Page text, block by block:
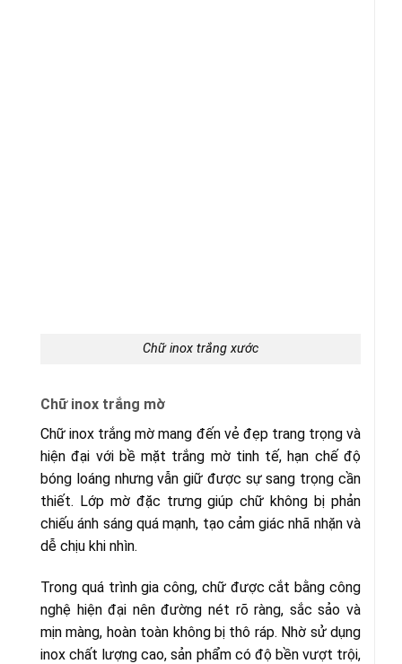
Chữ inox trắng xước
Chữ inox trắng mờ
Chữ inox trắng mờ mang đến vẻ đẹp trang trọng và
hiện đại với bề mặt trắng mờ tinh tế, hạn chế độ
bóng loáng nhưng vẫn giữ được sự sang trọng cần
thiết. Lớp mờ đặc trưng giúp chữ không bị phản
chiếu ánh sáng quá mạnh, tạo cảm giác nhã nhặn và
dễ chịu khi nhìn.
Trong quá trình gia công, chữ được cắt bằng công
nghệ hiện đại nên đường nét rõ ràng, sắc sảo và
mịn màng, hoàn toàn không bị thô ráp. Nhờ sử dụng
inox chất lượng cao, sản phẩm có độ bền vượt trội,